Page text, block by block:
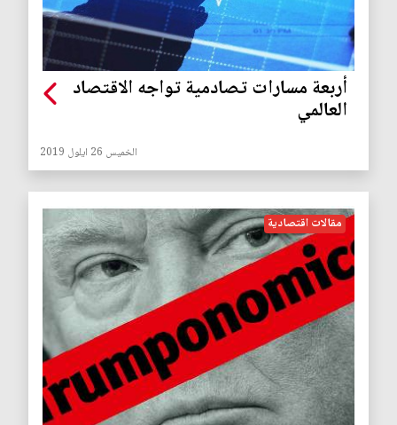
أربعة مسارات تصادمية تواجه الاقتصاد
العالمي
الخميس 26 ايلول 2019
مقالات اقتصادية